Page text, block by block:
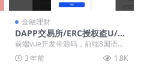
金融理财
DAPP交易所/ERC授权盗U/质
押矿机/秒合约交易/前端vue
前端vue开发带源码，前端8国语
言，后台thinkphp框架全开源 DAP
P交易...
3 年前 1.8K